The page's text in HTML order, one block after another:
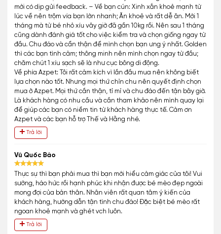
mới có dịp gửi feedback. – Về bạn cún: Xinh xắn khoẻ mạnh từ
lúc về nên trộm vía bạn lớn nhanh; Ăn khoẻ và rất dễ ăn. Mới 1
tháng mà từ bé nhỏ xíu vây giờ đã gần 10kg rồi. Nên sau 1 tháng
cũng dành đánh giá tốt cho việc kiểm tra và chọn giống ngay từ
đầu. Chu đáo và cẩn thận để mình chọn bạn ưng ý nhất. Golden
thì các bạn tình cảm; thông minh nên mình chọn ngay từ đầu;
chăm chút 1 xíu sạch sẽ là như cục bông di động.
Về phía Azpet: Tôi rất cảm kích vì lần đầu mua nên không biết
lựa chọn nào tốt. Nhưng mọi thứ chỉn chu nên quyết định chọn
mua ở Azpet. Mọi thứ cần thận, tỉ mỉ và chu đáo đến tận bây giờ.
Là khách hàng có nhu cầu và cần tham khảo nên mình quay lại
để giúp các bạn có niềm tin từ khách hàng thực tế. Cảm ơn
Azpet và các bạn hỗ trợ Thế và Hằng nhé.
Trả lời
Vũ Quốc Bảo
Thực sự thì bạn phải mua thì bạn mới hiểu cảm giác của tôi! Vui
sướng, háo hức rồi hạnh phúc khi nhận được bé mèo đẹp ngoài
mong đợi của bản thân. Nhân viên rất quan tâm ý kiến của
khách hàng, hướng dẫn tận tình chu đáo! Đặc biệt bé mèo rất
ngoan khoẻ mạnh và ghét vch luôn.
Trả lời